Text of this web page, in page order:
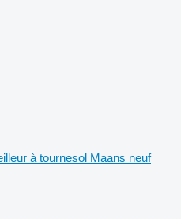
à tournesol Maans neuf